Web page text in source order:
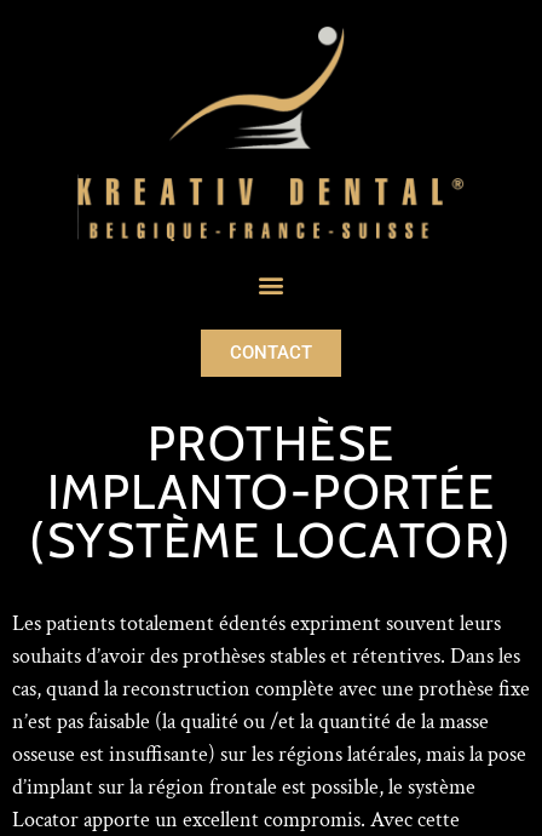
CONTACT
PROTHÈSE
IMPLANTO-PORTÉE
(SYSTÈME LOCATOR)
Les patients totalement édentés expriment souvent leurs
souhaits d’avoir des prothèses stables et rétentives. Dans les
cas, quand la reconstruction complète avec une prothèse fixe
n’est pas faisable (la qualité ou /et la quantité de la masse
osseuse est insuffisante) sur les régions latérales, mais la pose
d’implant sur la région frontale est possible, le système
Locator apporte un excellent compromis. Avec cette